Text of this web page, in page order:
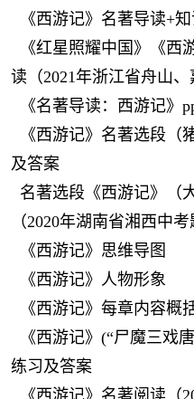
《西游记》名著导读+
《红星照耀中国》《西
读（2021年浙江省舟山、
《名著导读：西游记》
《西游记》名著选段（
及答案
名著选段《西游记》（
（2020年湖南省湘西中考
《西游记》思维导图
《西游记》人物形象
《西游记》每章内容概
《西游记》(“尸魔三戏
练习及答案
《西游记》名著阅读（